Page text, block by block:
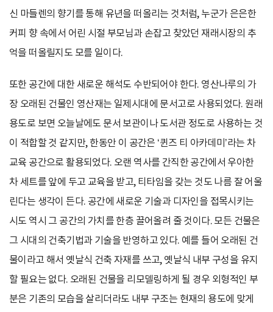
신 마들렌의 향기를 통해 유년을 떠올리는 것처럼, 누군가 은은한
커피 향 속에서 어린 시절 부모님과 손잡고 찾았던 재래시장의 추
억을 떠올릴지도 모를 일이다.
또한 공간에 대한 새로운 해석도 수반되어야 한다. 영산나루의 가
장 오래된 건물인 영산재는 일제시대에 문서고로 사용되었다. 원래
용도로 보면 오늘날에도 문서 보관이나 도서관 정도로 사용하는 것
이 적합할 것 같지만, 한동안 이 공간은 ‘퀸즈 티 아카데미’라는 차
교육 공간으로 활용되었다. 오랜 역사를 간직한 공간에서 우아한
차 세트를 앞에 두고 교육을 받고, 티타임을 갖는 것도 나름 잘 어울
린다는 생각이 든다. 공간에 새로운 기술과 디자인을 접목시키는
시도 역시 그 공간의 가치를 한층 끌어올려 줄 것이다. 모든 건물은
그 시대의 건축기법과 기술을 반영하고 있다. 예를 들어 오래된 건
물이라고 해서 옛날식 건축 자재를 쓰고, 옛날식 내부 구성을 유지
할 필요는 없다. 오래된 건물을 리모델링하게 될 경우 외형적인 부
분은 기존의 모습을 살리더라도 내부 구조는 현재의 용도에 맞게